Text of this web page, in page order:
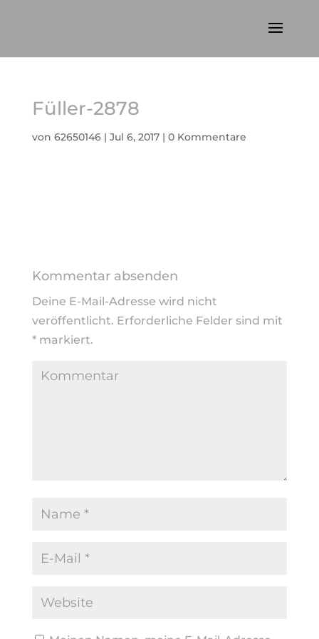
Füller-2878
von 62650146| Jul 6, 2017| 0 Kommentare
Kommentar absenden
Deine E-Mail-Adresse wird nicht
veröffentlicht. Erforderliche Felder sind mit
*markiert.